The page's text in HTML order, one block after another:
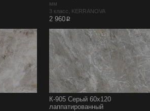
мм
3 класс, KERRANOVA
2 960p
К-905 Серый 60х120
лаппатированный